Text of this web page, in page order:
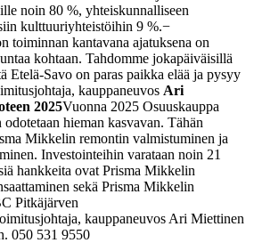
noin 80 %, yhteiskunnalliseen
kulttuuriyhteistöihin 9 %.−
toiminnan kantavana ajatuksena on
kohtaan. Tahdomme jokapäiväisillä
Etelä-Savo on paras paikka elää ja pysyy
kauppaneuvos Ari
2025Vuonna 2025 Osuuskauppa
hieman kasvavan. Tähän
Mikkelin remontin valmistuminen ja
Investointeihin varataan noin 21
hankkeita ovat Prisma Mikkelin
sekä Prisma Mikkelin
Pitkäjärven
kauppaneuvos Ari Miettinen
050 531 9550